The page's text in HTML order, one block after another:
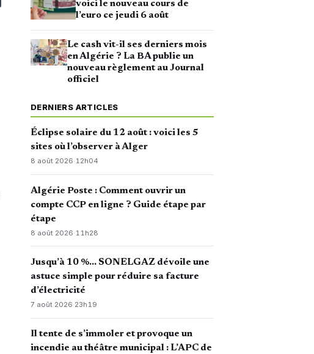
voici le nouveau cours de
l’euro ce jeudi 6 août
Le cash vit-il ses derniers mois
en Algérie ? La BA publie un
nouveau règlement au Journal
officiel
DERNIERS ARTICLES
Éclipse solaire du 12 août : voici les 5
sites où l’observer à Alger
8 août 2026·12h04
Algérie Poste : Comment ouvrir un
compte CCP en ligne ? Guide étape par
étape
8 août 2026· 11h28
Jusqu’à 10 %… SONELGAZ dévoile une
astuce simple pour réduire sa facture
d’électricité
7 août 2026·23h19
Il tente de s’immoler et provoque un
incendie au théâtre municipal : L’APC de